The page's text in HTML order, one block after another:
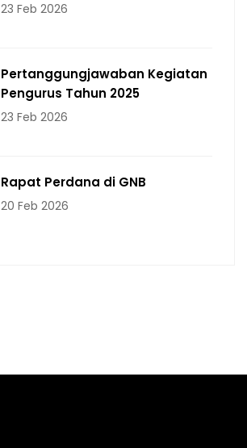
23 Feb 2026
Pertanggungjawaban Kegiatan
Pengurus Tahun 2025
23 Feb 2026
Rapat Perdana di GNB
20 Feb 2026